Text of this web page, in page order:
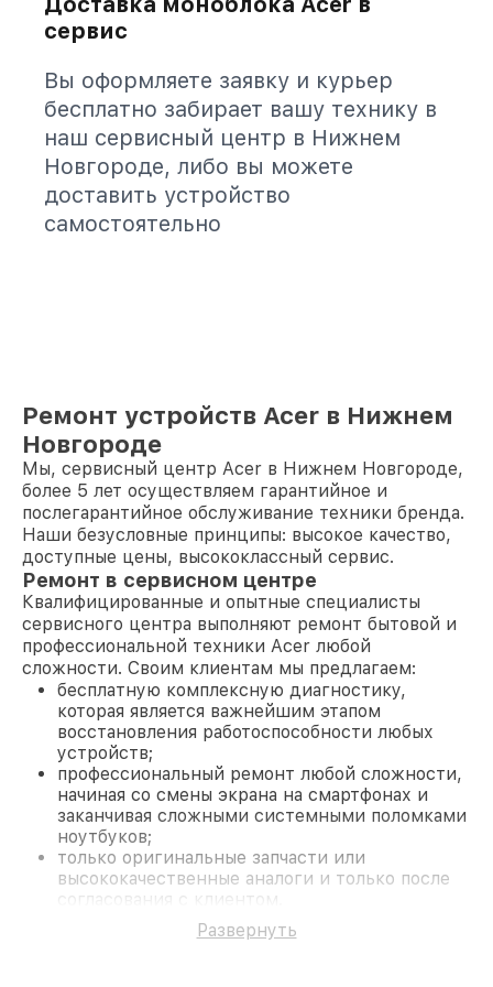
сервис
Вы оформляете заявку и курьер
бесплатно забирает вашу технику в
наш сервисный центр в Нижнем
Новгороде, либо вы можете
доставить устройство
самостоятельно
Ремонт устройств Acer в Нижнем
Новгороде
Мы, сервисный центр Acer в Нижнем Новгороде,
более 5 лет осуществляем гарантийное и
послегарантийное обслуживание техники бренда.
Наши безусловные принципы: высокое качество,
доступные цены, высококлассный сервис.
Ремонт в сервисном центре
Квалифицированные и опытные специалисты
сервисного центра выполняют ремонт бытовой и
профессиональной техники Acer любой
сложности. Своим клиентам мы предлагаем:
бесплатную комплексную диагностику,
которая является важнейшим этапом
восстановления работоспособности любых
устройств;
профессиональный ремонт любой сложности,
начиная со смены экрана на смартфонах и
заканчивая сложными системными поломками
ноутбуков;
только оригинальные запчасти или
высококачественные аналоги и только после
согласования с клиентом.
На все работы и замененные комплектующие
предоставляется длительная гарантия. В случае
Развернуть